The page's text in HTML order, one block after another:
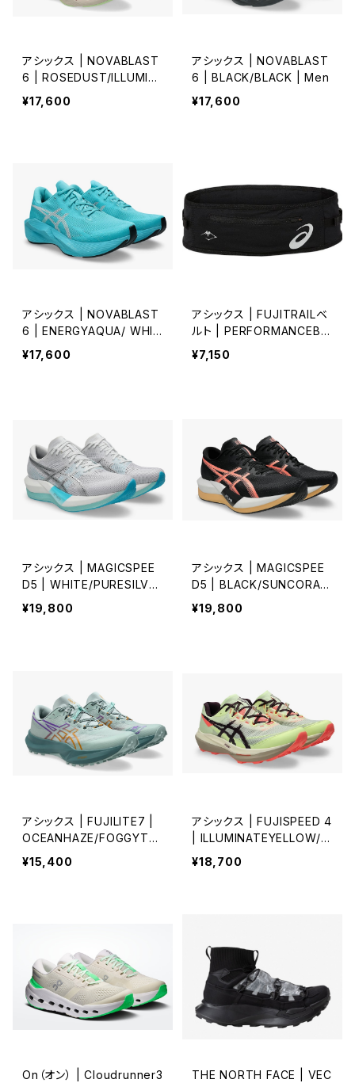
アシックス | NOVABLAST
6 | ROSEDUST/ILLUMIN
ATEYELLOW | Women
¥17,600
アシックス | NOVABLAST
6 | BLACK/BLACK | Men
¥17,600
アシックス | NOVABLAST
6 | ENERGYAQUA/ WHIT
E | Men
¥17,600
アシックス | FUJITRAILベ
ルト | PERFORMANCEBL
ACK | Unisex
¥7,150
アシックス | MAGICSPEE
D5 | WHITE/PURESILVE
R | Unisex
¥19,800
アシックス | MAGICSPEE
D5 | BLACK/SUNCORAL
| Unisex
¥19,800
アシックス | FUJILITE7 |
OCEANHAZE/FOGGYTE
AL | Unisex
¥15,400
アシックス | FUJISPEED 4
| ILLUMINATEYELLOW/D
ARKAUBERGINE | Unisex
¥18,700
On（オン） | Cloudrunner3
THE NORTH FACE | VEC